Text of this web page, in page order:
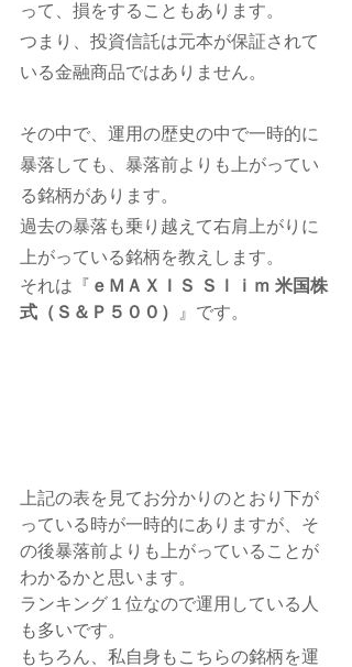
って、損をすることもあります。
つまり、投資信託は元本が保証されて
いる金融商品ではありません。
その中で、運用の歴史の中で一時的に
暴落しても、暴落前よりも上がってい
る銘柄があります。
過去の暴落も乗り越えて右肩上がりに
上がっている銘柄を教えします。
それは『 ｅＭＡＸＩＳ Ｓｌｉｍ 米国株
式（Ｓ＆Ｐ５００）
』です。
上記の表を見てお分かりのとおり下が
っている時が一時的にありますが、そ
の後暴落前よりも上がっていることが
わかるかと思います。
ランキング１位なので運用している人
も多いです。
もちろん、私自身もこちらの銘柄を運